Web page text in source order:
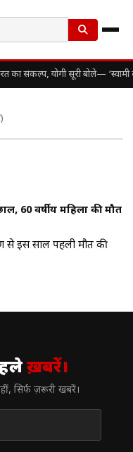
का संकल्प, योगी सूरी बोले—
60 वर्षीय महिला की मौत
से इस साल पहली मौत की
ख़बरें।
सिर्फ ज़रूरी खबरें।